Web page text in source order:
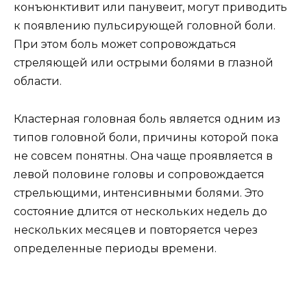
конъюнктивит или панувеит, могут приводить
к появлению пульсирующей головной боли.
При этом боль может сопровождаться
стреляющей или острыми болями в глазной
области.
Кластерная головная боль является одним из
типов головной боли, причины которой пока
не совсем понятны. Она чаще проявляется в
левой половине головы и сопровождается
стрельющими, интенсивными болями. Это
состояние длится от нескольких недель до
нескольких месяцев и повторяется через
определенные периоды времени.